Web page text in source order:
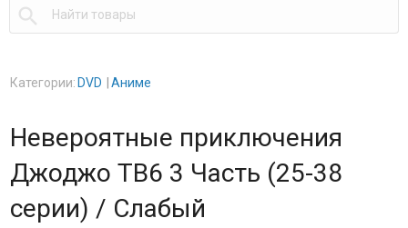

Категории: DVD Аниме
Невероятные приключения
Джоджо ТВ6 3 Часть (25-38
серии) / Слабый